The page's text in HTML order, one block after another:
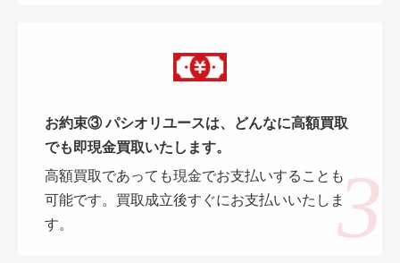
お約束③ パシオリユースは、どんなに高額買取
でも即現金買取いたします。
高額買取であっても現金でお支払いすることも
可能です。買取成立後すぐにお支払いいたしま
す。